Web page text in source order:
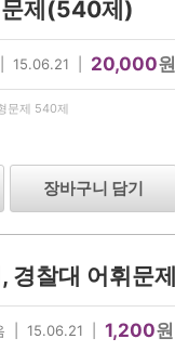
문제(540제)
| 15.06.21 | 20,000원
문제 540제
장바구니 담기
| 15.06.21 | 1,200원